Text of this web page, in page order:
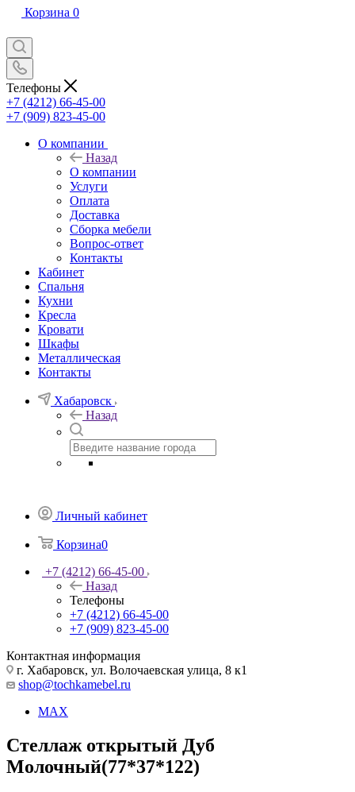
Корзина 0
Телефоны
+7 (4212) 66-45-00
+7 (909) 823-45-00
О компании
Назад
О компании
Услуги
Оплата
Доставка
Сборка мебели
Вопрос-ответ
Контакты
Кабинет
Спальня
Кухни
Кресла
Кровати
Шкафы
Металлическая
Контакты
Хабаровск
Назад
Личный кабинет
Корзина0
+7 (4212) 66-45-00
Назад
Телефоны
+7 (4212) 66-45-00
+7 (909) 823-45-00
Контактная информация
г. Хабаровск, ул. Волочаевская улица, 8 к1
shop@tochkamebel.ru
MAX
Стеллаж открытый Дуб
Молочный(77*37*122)